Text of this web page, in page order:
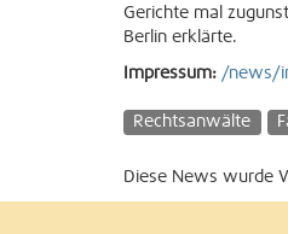
Gerichte mal
Berlin erklärte.
Impressum: /news/
Rechtsanwälte
Diese News wurde